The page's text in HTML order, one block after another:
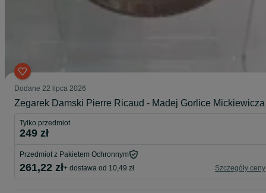
Dodane 22 lipca 2026
Zegarek Damski Pierre Ricaud - Madej Gorlice Mickiewicza
Tylko przedmiot
249 zł
Przedmiot z Pakietem Ochronnym
261,22 zł+ dostawa od 10,49 zł Szczegóły ceny